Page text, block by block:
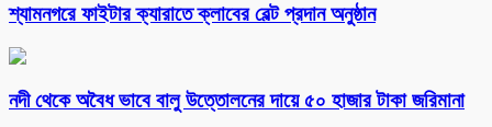
শ্যামনগরে ফাইটার ক্যারাতে ক্লাবের বেল্ট প্রদান অনুষ্ঠান
নদী থেকে অবৈধ ভাবে বালু উত্তোলনের দায়ে ৫০ হাজার টাকা জরিমানা